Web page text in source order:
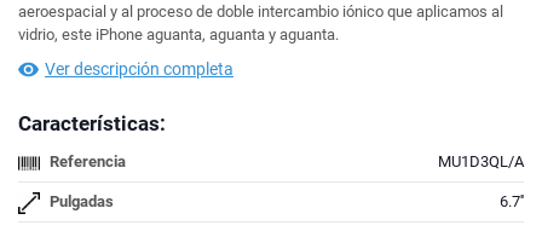
aeroespacial y al proceso de doble intercambio iónico que aplicamos al
vidrio, este iPhone aguanta, aguanta y aguanta.
Ver descripción completa
Características:
Referencia MU1D3QL/A
Pulgadas 6.7''